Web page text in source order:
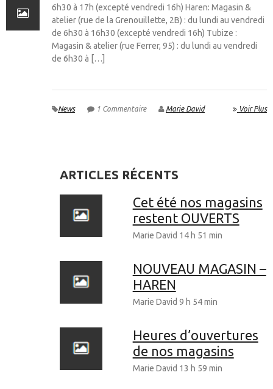
6h30 à 17h (excepté vendredi 16h) Haren: Magasin &
atelier (rue de la Grenouillette, 2B) : du lundi au vendredi
de 6h30 à 16h30 (excepté vendredi 16h) Tubize :
Magasin & atelier (rue Ferrer, 95) : du lundi au vendredi
de 6h30 à […]
News 1 Commentaire Marie David Voir Plus
ARTICLES RÉCENTS
Cet été nos magasins
restent OUVERTS
Marie David 14 h 51 min
NOUVEAU MAGASIN –
HAREN
Marie David 9 h 54 min
Heures d’ouvertures
de nos magasins
Marie David 13 h 59 min